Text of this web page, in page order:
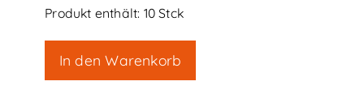
Produkt enthält: 10Stck
In den Warenkorb